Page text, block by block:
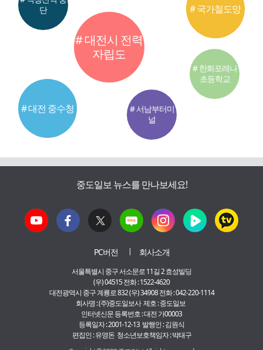
# 대전시 전력
자립도
# 대전 중수청
# 국가철도망
단
# 서남부터미
널
# 한화포레나
초등학교
중도일보 뉴스를 만나보세요!
PC버전 회사소개
서울특별시 중구 서소문로 11길 2 효성빌딩
(우) 04515 전화 : 1522-4620
대전광역시 중구 계룡로 832 (우) 34908 전화 : 042-220-1114
회사명 : (주)중도일보사 제호 : 중도일보
인터넷신문 등록번호 : 대전 가00003
등록일자 : 2001-12-13 발행인 : 김원식
편집인 : 유영돈 청소년보호책임자 : 박태구